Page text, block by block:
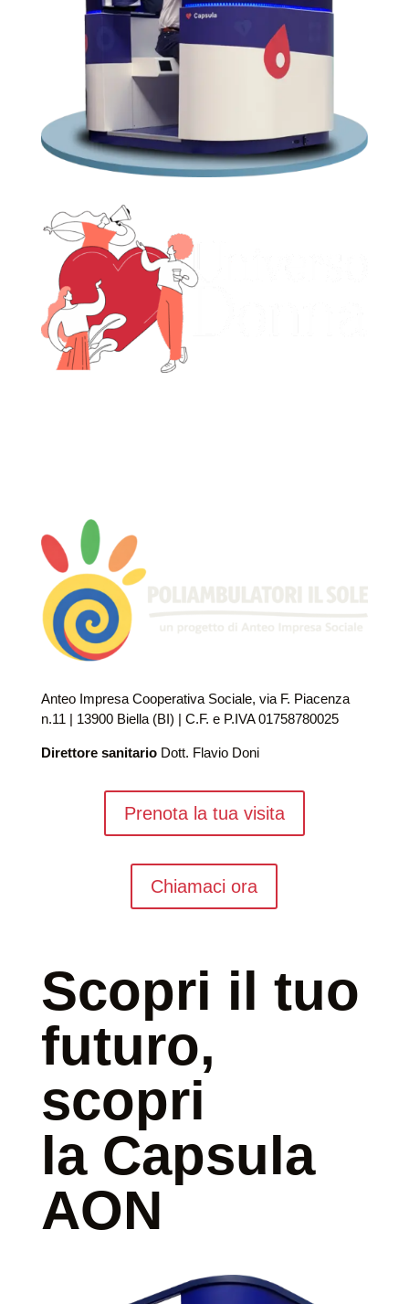
Anteo Impresa Cooperativa Sociale, via F. Piacenza
n.11 | 13900 Biella (BI) | C.F. e P.IVA 01758780025
Direttore sanitario Dott. Flavio Doni
Prenota la tua visita
Chiamaci ora
Scopri il tuo
futuro,
scopri
la Capsula
AON